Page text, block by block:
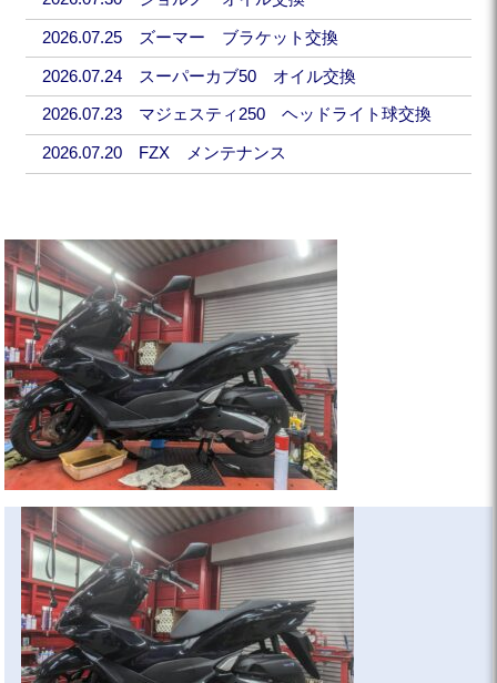
2026.07.25 ズーマー ブラケット交換
2026.07.24 スーパーカブ50 オイル交換
2026.07.23 マジェスティ250 ヘッドライト球交換
2026.07.20 FZX メンテナンス